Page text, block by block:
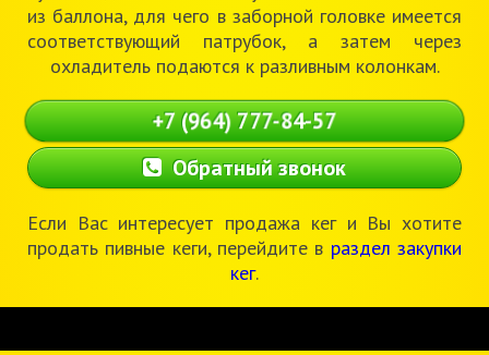
из баллона, для чего в заборной головке имеется
соответствующий патрубок, а затем через
охладитель подаются к разливным колонкам.
+7 (964) 777-84-57
Обратный звонок
Если Вас интересует продажа кег и Вы хотите
продать пивные кеги, перейдите в раздел закупки
кег.